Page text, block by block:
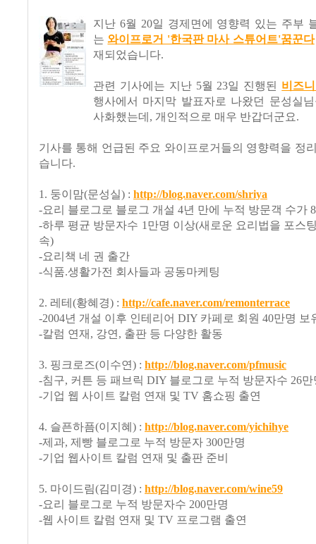
지난 6월 20일 경제면에 영향력 있는 주부
는와이프로거 '한국판 마사 스튜어트'꿈꾼다
재되었습니다.
관련 기사에는 지난 5월 23일 진행된 비즈
행사에서 마지막 발표자로 나왔던 문성실
사화했는데, 개인적으로 매우 반갑더군요.
기사를 통해 언급된 주요 와이프로거들의 영향력을 정
습니다.
1. 둥이맘(문성실) : http://blog.naver.com/shriya
-요리 블로그로 블로그 개설 4년 만에 누적 방문객 수가
-하루 평균 방문자수 1만명 이상(새로운 요리법을 포스
속)
-요리책 네 권 출간
-식품.생활가전 회사들과 공동마케팅
2. 레테(황혜경) : http://cafe.naver.com/remonterrace
-2004년 개설 이후 인테리어 DIY 카페로 회원 40만명 보
-칼럼 연재, 강연, 출판 등 다양한 활동
3. 핑크로즈(이수연) : http://blog.naver.com/pfmusic
-침구, 커튼 등 패브릭 DIY 블로그로 누적 방문자수 26만
-기업 웹 사이트 칼럼 연재 및 TV 홈쇼핑 출연
4. 슬픈하픔(이지혜) : http://blog.naver.com/yichihye
-제과, 제빵 블로그로 누적 방문자 300만명
-기업 웹사이트 칼럼 연재 및 출판 준비
5. 마이드림(김미경) : http://blog.naver.com/wine59
-요리 블로그로 누적 방문자수 200만명
-웹 사이트 칼럼 연재 및 TV 프로그램 출연